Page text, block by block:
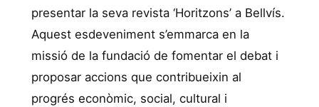
presentar la seva revista ‘Horitzons’ a Bellvís.
Aquest esdeveniment s’emmarca en la
missió de la fundació de fomentar el debat i
proposar accions que contribueixin al
progrés econòmic, social, cultural i